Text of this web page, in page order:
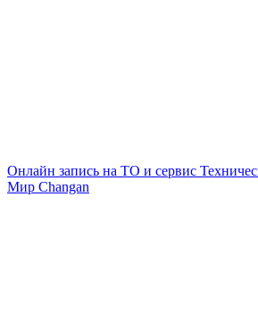
Онлайн запись на ТО и сервис
Мир Changan